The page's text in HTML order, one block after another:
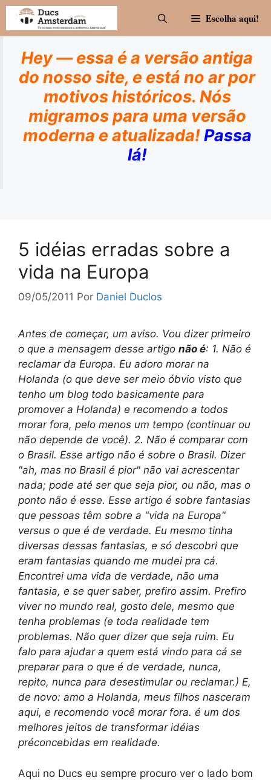
Pular
para
o
conteúdo
Escolha aqui!
Hey — essa é a versão antiga
do nosso site, e está no ar por
motivos históricos. Nós
migramos para uma versão
moderna e atualizada!Passa
lá!
5 idéias erradas sobre a
vida na Europa
09/05/2011 Por Daniel Duclos
Antes de começar, um aviso. Vou dizer primeiro
o que a mensagem desse artigo não é: 1. Não é
reclamar da Europa. Eu adoro morar na
Holanda (o que deve ser meio óbvio visto que
tenho um blog todo basicamente para
promover a Holanda) e recomendo a todos
morar fora, pelo menos um tempo (continuar ou
não depende de você). 2. Não é comparar com
o Brasil. Esse artigo não é sobre o Brasil. Dizer
"ah, mas no Brasil é pior" não vai acrescentar
nada; pode até ser que seja pior, ou não, mas o
ponto não é esse. Esse artigo é sobre fantasias
que pessoas têm sobre a "vida na Europa"
versus o que é de verdade. Eu mesmo tinha
diversas dessas fantasias, e só descobri que
eram fantasias quando me mudei pra cá.
Encontrei uma vida de verdade, não uma
fantasia, e se quer saber, prefiro assim. Prefiro
viver no mundo real, gosto dele, mesmo que
tenha problemas (e toda realidade tem
problemas. Não quer dizer que seja ruim. Eu
falo para ajudar a quem está vindo para cá se
preparar para o que é de verdade, nunca,
repito, nunca para desestimular ou reclamar.) E,
de novo: amo a Holanda, meus filhos nasceram
aqui, e recomendo você morar fora. é um dos
melhores jeitos de transformar idéias
préconcebidas em realidade.
Aqui no Ducs eu sempre procuro ver o lado bom